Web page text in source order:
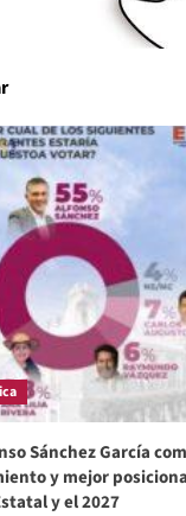
Sánchez García
y mejor
y el 2027